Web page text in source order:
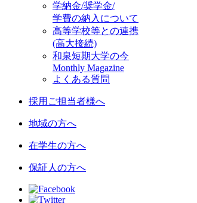
学納金/奨学金/
学費の納入について
高等学校等との連携
(高大接続)
和泉短期大学の今
Monthly Magazine
よくある質問
採用ご担当者様へ
地域の方へ
在学生の方へ
保証人の方へ